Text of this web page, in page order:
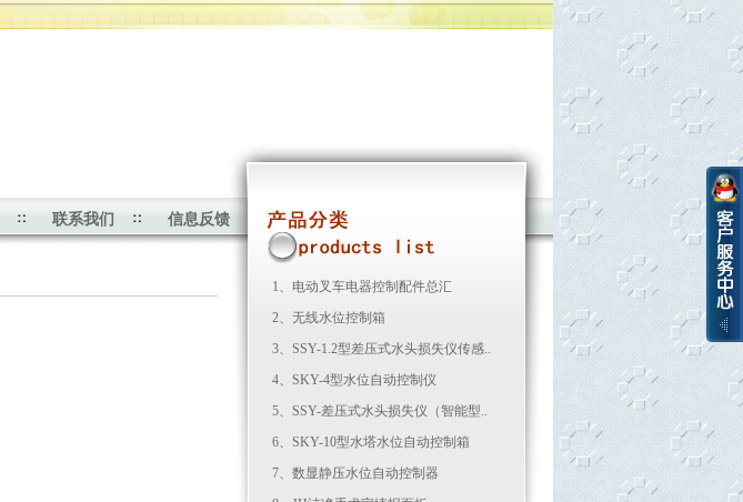
联系我们 信息反馈
1、 电动叉车电器控制配件总汇
2、 无线水位控制箱
3、 SSY-1.2型差压式水头损失仪传感..
4、 SKY-4型水位自动控制仪
5、 SSY-差压式水头损失仪（智能型..
6、 SKY-10型水塔水位自动控制箱
7、 数显静压水位自动控制器